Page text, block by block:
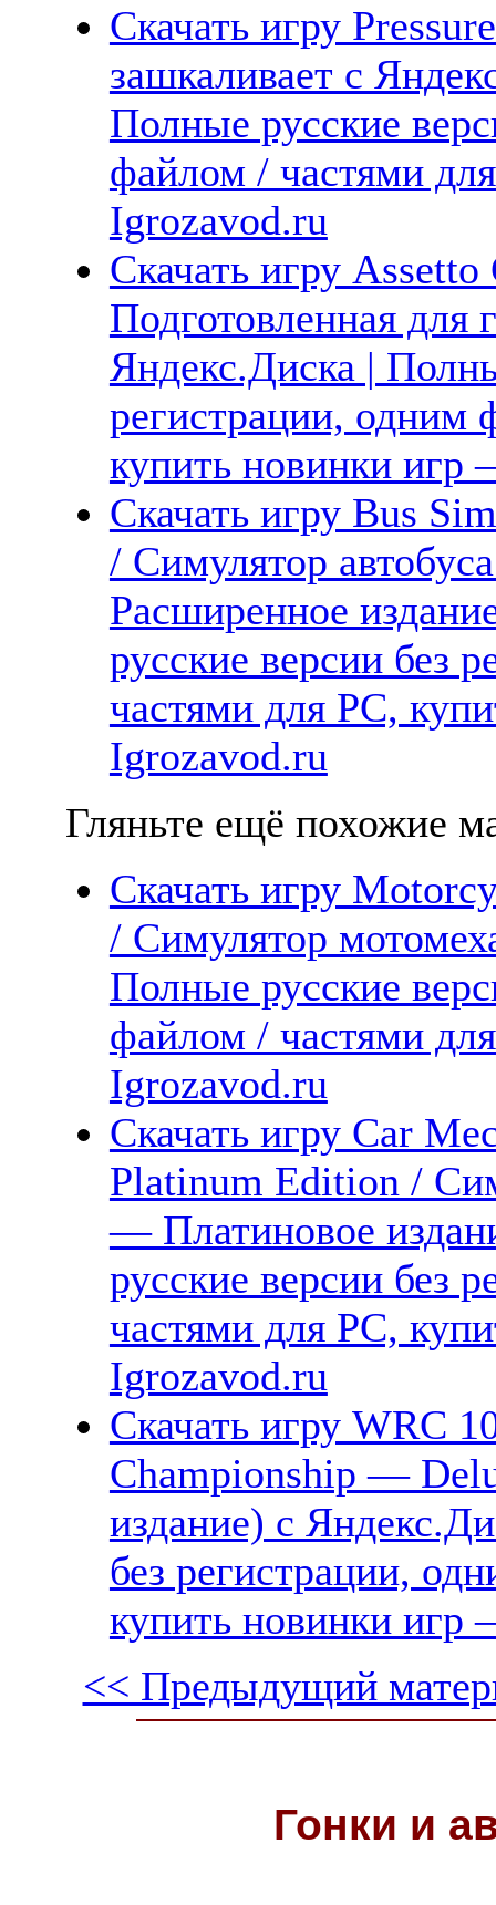
Скачать игру
зашкаливает с
Полные русские
файлом / частями
Igrozavod.ru
Скачать игру
Подготовленная для
Яндекс.Диска |
регистрации, одним
купить новинки
Скачать игру Bus
/ Симулятор
Расширенное
русские версии без
частями для PC,
Igrozavod.ru
Гляньте ещё похожие
Скачать игру
/ Симулятор
Полные русские
файлом / частями
Igrozavod.ru
Скачать игру Car
Platinum Edition /
— Платиновое
русские версии без
частями для PC,
Igrozavod.ru
Скачать игру WRC
Championship —
издание) с
без регистрации,
купить новинки
<< Предыдущий
Гонки и